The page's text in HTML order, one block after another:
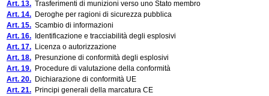
Art. 13. Trasferimenti di munizioni verso uno Stato membro
Art. 14. Deroghe per ragioni di sicurezza pubblica
Art. 15. Scambio di informazioni
Art. 16. Identificazione e tracciabilità degli esplosivi
Art. 17. Licenza o autorizzazione
Art. 18. Presunzione di conformità degli esplosivi
Art. 19. Procedure di valutazione della conformità
Art. 20. Dichiarazione di conformità UE
Art. 21. Principi generali della marcatura CE